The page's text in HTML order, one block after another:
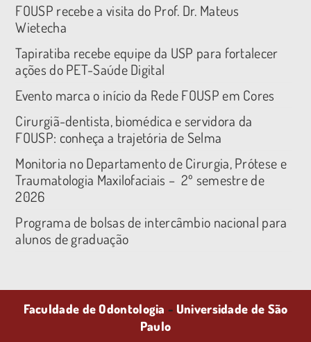
FOUSP recebe a visita do Prof. Dr. Mateus
Wietecha
Tapiratiba recebe equipe da USP para fortalecer
ações do PET-Saúde Digital
Evento marca o início da Rede FOUSP em Cores
Cirurgiã-dentista, biomédica e servidora da
FOUSP: conheça a trajetória de Selma
Monitoria no Departamento de Cirurgia, Prótese e
Traumatologia Maxilofaciais – 2º semestre de
2026
Programa de bolsas de intercâmbio nacional para
alunos de graduação
Faculdade de Odontologia - Universidade de São
Paulo